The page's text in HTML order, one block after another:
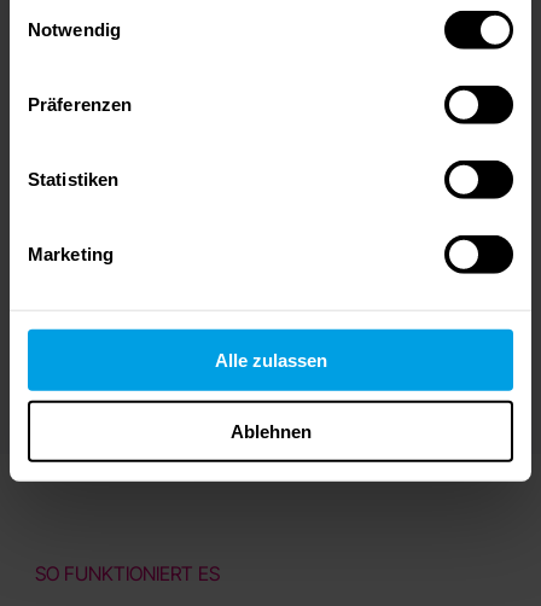
Notwendig
Präferenzen
Statistiken
Marketing
Alle zulassen
Ablehnen
Unternehmen mit mehr als 250 Mitarbeitern und
tiefergehendes ISMS-Audit. Für diese Unternehmen
JETZT UNVERBINDLICH ANFRAGEN
SO FUNKTIONIERT ES